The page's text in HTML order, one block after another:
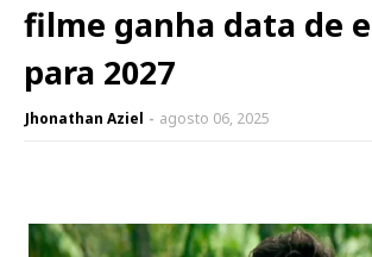
filme ganha data de
para 2027
Jhonathan Aziel agosto 06, 2025